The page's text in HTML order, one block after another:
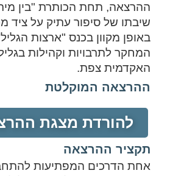
ההרצאה, תחת הכותרת "בין
שיבתו של סיפור עתיק על ציד
באופן מקוון בכנס "ארצות
המחקר לתרבויות וקהילות
האקדמית צפת.
ההרצאה המוקלטת
להורדת מצגת
תקציר ההרצאה
אחת הדרכים המפתיעות